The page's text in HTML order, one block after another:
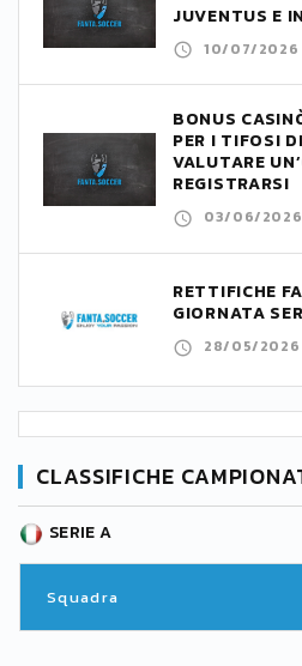
JUVENTUS E
10/07/2026
BONUS
PER I TIFOSI
VALUTARE
REGISTRARSI
03/06/2026
RETTIFICHE
GIORNATA
28/05/2026
CLASSIFICHE
SERIE A
Squadra